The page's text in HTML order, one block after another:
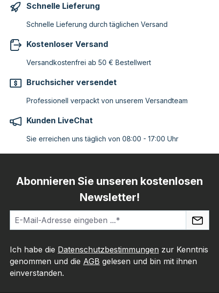
Schnelle Lieferung
Schnelle Lieferung durch täglichen Versand
Kostenloser Versand
Versandkostenfrei ab 50 € Bestellwert
Bruchsicher versendet
Professionell verpackt von unserem Versandteam
Kunden LiveChat
Sie erreichen uns täglich von 08:00 - 17:00 Uhr
Abonnieren Sie unseren kostenlosen
Newsletter!
Ich habe die Datenschutzbestimmungen zur Kenntnis
genommen und die AGB gelesen und bin mit ihnen
einverstanden.